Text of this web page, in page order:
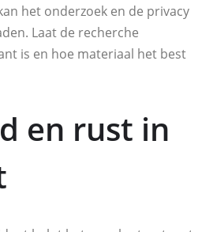
het onderzoek en de privacy
Laat de recherche
is en hoe materiaal het best
en rust in